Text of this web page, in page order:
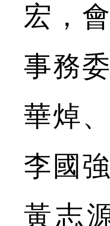
宏，
事務
華焯
李國
黃志